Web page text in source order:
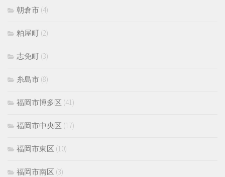
朝倉市 (4)
粕屋町 (2)
志免町 (3)
糸島市 (8)
福岡市博多区 (41)
福岡市中央区 (17)
福岡市東区 (10)
福岡市南区 (3)